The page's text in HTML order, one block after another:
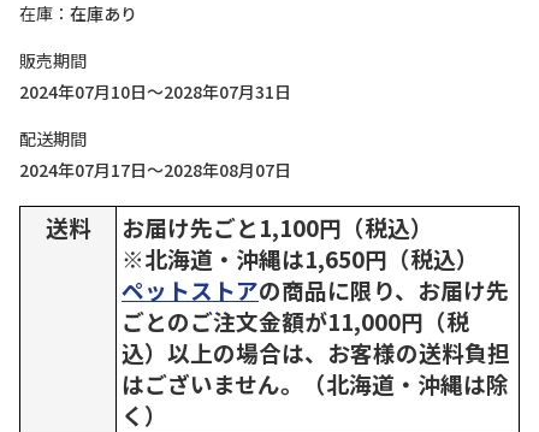
在庫
在庫あり
販売期間
2024年07月10日～2028年07月31日
配送期間
2024年07月17日～2028年08月07日
送料
お届け先ごと1,100円（税込）
※北海道・沖縄は1,650円（税込）
ペットストアの商品に限り、お届け先
ごとのご注文金額が11,000円（税
込）以上の場合は、お客様の送料負担
はございません。（北海道・沖縄は除
く）